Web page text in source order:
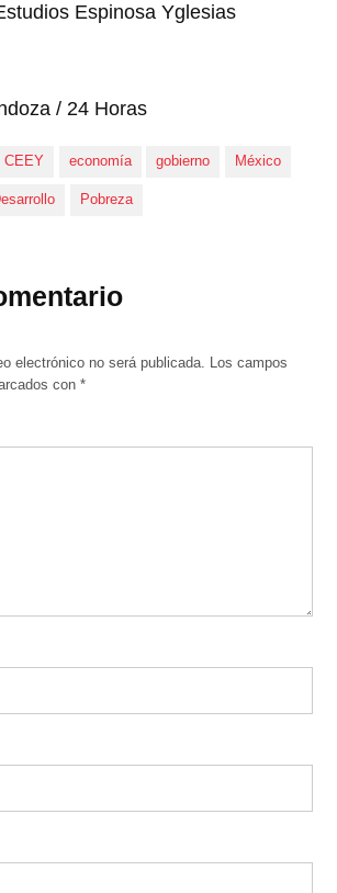
Espinosa Yglesias
/ 24 Horas
CEEY economía gobierno México
Pobreza
electrónico no será publicada. Los campos
con*